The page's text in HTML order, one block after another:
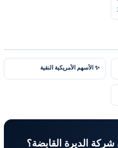
✨ الأسهم الأمريكية النقية
شركة الديرة القابضة؟